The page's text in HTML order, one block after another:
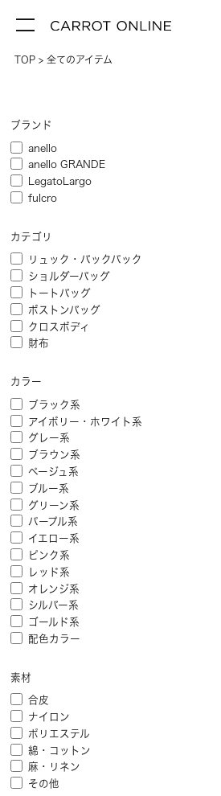
TOP 全てのアイテム
ブランド
anello
anello GRANDE
LegatoLargo
fulcro
カテゴリ
リュック・バックパック
ショルダーバッグ
トートバッグ
ボストンバッグ
クロスボディ
財布
カラー
ブラック系
アイボリー・ホワイト系
グレー系
ブラウン系
ベージュ系
ブルー系
グリーン系
パープル系
イエロー系
ピンク系
レッド系
オレンジ系
シルバー系
ゴールド系
配色カラー
素材
合皮
ナイロン
ポリエステル
綿・コットン
麻・リネン
その他